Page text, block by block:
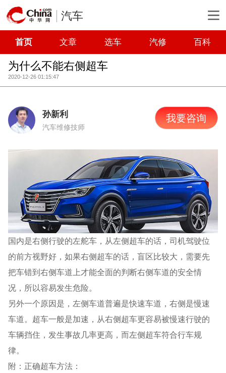
汽车
首页 文章 选车 汽修 百科
为什么不能右侧超车
2020-12-26 01:15:47
孙新利
汽车维修技师
我要咨询
国内是右侧行驶的左舵车，从左侧超车的话，司机驾驶位
的前方视野好，如果右侧超车的话，盲区比较大，需要先
把车错到右侧车道上才能全面的判断右侧车道的安全情
况，所以容易发生危险。
另外一个原因是，左侧车道普遍是快速车道，右侧是慢速
车道。超车一般是加速，从右侧超车更容易被慢速行驶的
车辆挡住，发生事故几率更高，而左侧超车符合行车规
律。
附：正确超车方法：